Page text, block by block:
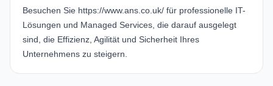
Besuchen Sie https://www.ans.co.uk/ für professionelle IT-
Lösungen und Managed Services, die darauf ausgelegt
sind, die Effizienz, Agilität und Sicherheit Ihres
Unternehmens zu steigern.